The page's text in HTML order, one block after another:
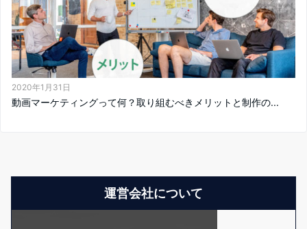
2020年1月31日
動画マーケティングって何？取り組むべきメリットと制作の...
運営会社について